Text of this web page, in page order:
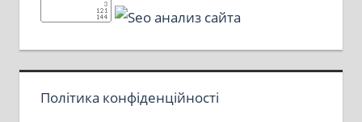
Політика конфіденційності